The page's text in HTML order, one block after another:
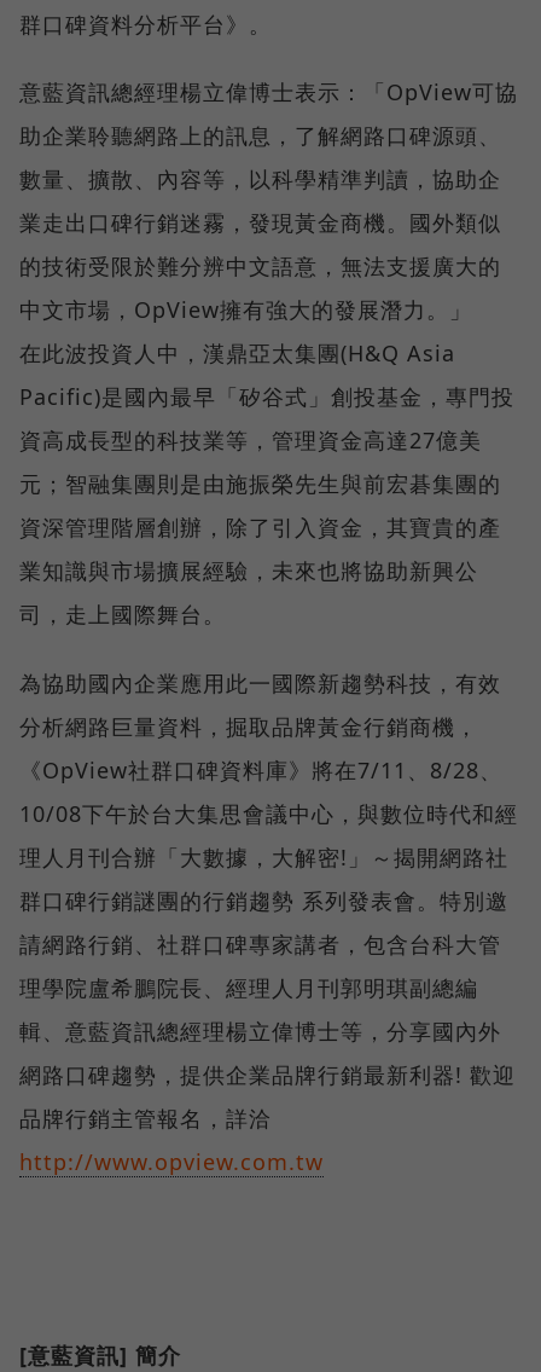
群口碑資料分析平台》。
意藍資訊總經理楊立偉博士表示：「OpView可協
助企業聆聽網路上的訊息，了解網路口碑源頭、
數量、擴散、內容等，以科學精準判讀，協助企
業走出口碑行銷迷霧，發現黃金商機。國外類似
的技術受限於難分辨中文語意，無法支援廣大的
中文市場，OpView擁有強大的發展潛力。」
在此波投資人中，漢鼎亞太集團(H&Q Asia
Pacific)是國內最早「矽谷式」創投基金，專門投
資高成長型的科技業等，管理資金高達27億美
元；智融集團則是由施振榮先生與前宏碁集團的
資深管理階層創辦，除了引入資金，其寶貴的產
業知識與市場擴展經驗，未來也將協助新興公
司，走上國際舞台。
為協助國內企業應用此一國際新趨勢科技，有效
分析網路巨量資料，掘取品牌黃金行銷商機，
《OpView社群口碑資料庫》將在7/11、8/28、
10/08下午於台大集思會議中心，與數位時代和經
理人月刊合辦「大數據，大解密!」～揭開網路社
群口碑行銷謎團的行銷趨勢 系列發表會。特別邀
請網路行銷、社群口碑專家講者，包含台科大管
理學院盧希鵬院長、經理人月刊郭明琪副總編
輯、意藍資訊總經理楊立偉博士等，分享國內外
網路口碑趨勢，提供企業品牌行銷最新利器! 歡迎
品牌行銷主管報名，詳洽
http://www.opview.com.tw
[意藍資訊] 簡介